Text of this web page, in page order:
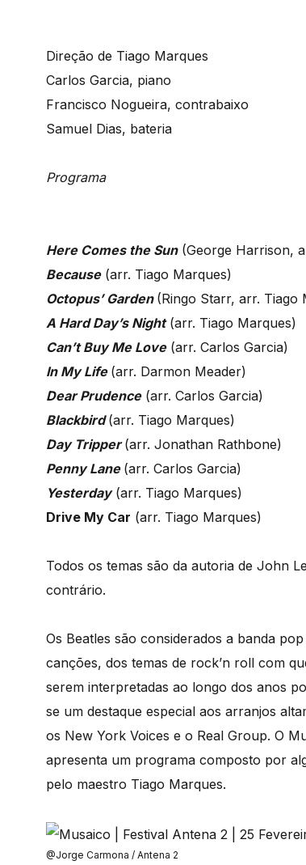
Direção de Tiago Marques
Carlos Garcia, piano
Francisco Nogueira, contrabaixo
Samuel Dias, bateria
Programa
Here Comes the Sun(George Harrison,
Because(arr. Tiago Marques)
Octopus’ Garden (Ringo Starr, arr. Tiago
A Hard Day’s Night(arr. Tiago Marques)
Can’t Buy Me Love(arr. Carlos Garcia)
In My Life (arr. Darmon Meader)
Dear Prudence(arr. Carlos Garcia)
Blackbird(arr. Tiago Marques)
Day Tripper(arr. Jonathan Rathbone)
Penny Lane (arr. Carlos Garcia)
Yesterday(arr. Tiago Marques)
Drive My Car (arr. Tiago Marques)
Todos os temas são da autoria de John
contrário.
Os Beatles são considerados a banda
canções, dos temas de rock’n roll com
serem interpretadas ao longo dos anos
se um destaque especial aos arranjos
os New York Voices e o Real Group. O
apresenta um programa composto por
pelo maestro Tiago Marques.
@Jorge Carmona / Antena 2